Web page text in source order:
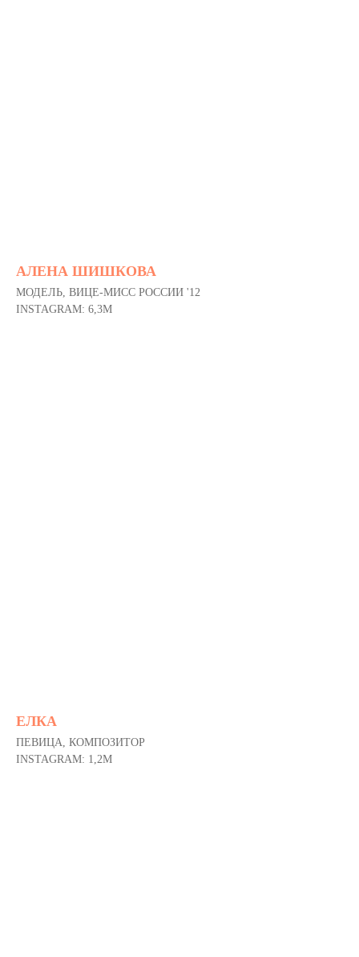
АЛЕНА ШИШКОВА
МОДЕЛЬ, ВИЦЕ-МИСС РОССИИ '12
INSTAGRAM: 6,3M
ЕЛКА
ПЕВИЦА, КОМПОЗИТОР
INSTAGRAM: 1,2M